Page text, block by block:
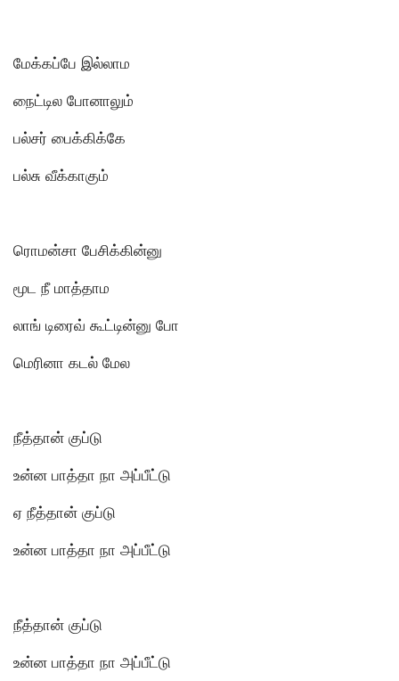
மேக்கப்பே இல்லாம
நைட்டில போனாலும்
பல்சர் பைக்கிக்கே
பல்சு வீக்காகும்
ரொமன்சா பேசிக்கின்னு
மூட நீ மாத்தாம
லாங் டிரைவ் கூட்டின்னு போ
மெரினா கடல் மேல
நீத்தான் குப்டு
உன்ன பாத்தா நா அப்பீட்டு
ஏ நீத்தான் குப்டு
உன்ன பாத்தா நா அப்பீட்டு
நீத்தான் குப்டு
உன்ன பாத்தா நா அப்பீட்டு